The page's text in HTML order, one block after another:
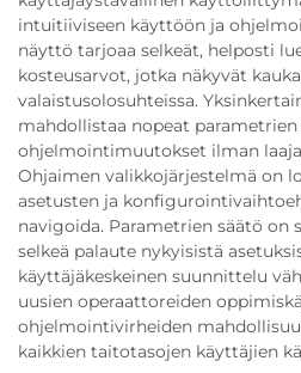
intuitiiviseen käyttöön ja
näyttö tarjoaa selkeät, helposti
kosteusarvot, jotka näkyvät
valaistusolosuhteissa.
mahdollistaa nopeat parametrien
ohjelmointimuutokset ilman
Ohjaimen valikkojärjestelmä on
asetusten ja
navigoida. Parametrien säätö on
selkeä palaute nykyisistä
käyttäjäkeskeinen suunnittelu
uusien operaattoreiden
ohjelmointivirheiden
kaikkien taitotasojen käyttäjien